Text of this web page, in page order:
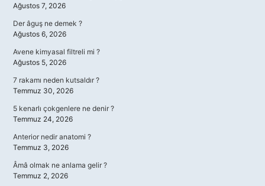
Ağustos 7, 2026
Der âguş ne demek ?
Ağustos 6, 2026
Avene kimyasal filtreli mi ?
Ağustos 5, 2026
7 rakamı neden kutsaldır ?
Temmuz 30, 2026
5 kenarlı çokgenlere ne denir ?
Temmuz 24, 2026
Anterior nedir anatomi ?
Temmuz 3, 2026
Âmâ olmak ne anlama gelir ?
Temmuz 2, 2026